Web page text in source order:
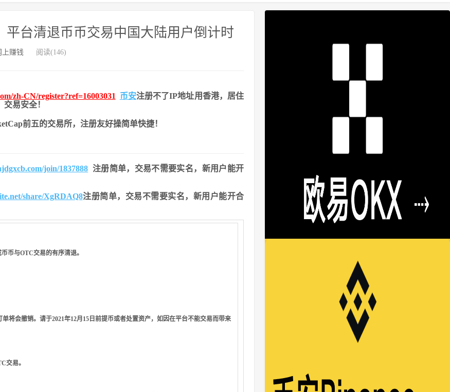
台清退币币交易中国大陆用户倒计时
上赚钱 阅读(146)
zh-CN/register?ref=16003031 币安注册不了IP地址用香港，居住
易安全！
前五的交易所，注册友好操简单快捷！
join/1837888 注册简单，交易不需要实名，新用户能开
share/XgRDAQ8注册简单，交易不需要实名，新用户能开合
币与OTC交易的有序清退。
将会撤销。请于2021年12月15日前提币或者处置资产，如因在平台不能交易而带来
交易。